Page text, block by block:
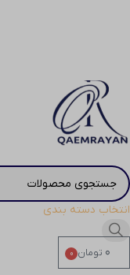
انتخاب دسته بندی
۰ تومان 0